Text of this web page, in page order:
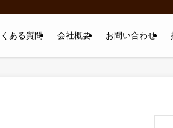
くある質問 会社概要 お問い合わせ